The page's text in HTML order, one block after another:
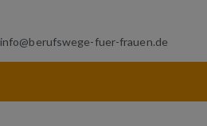
info@berufswege-fuer-frauen.de